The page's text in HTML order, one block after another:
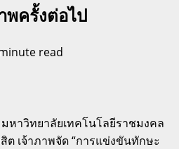
พครั้งต่อไป
read
หาวิทยาลัยเทคโนโลยีราชมงคล
เจ้าภาพจัด “การแข่งขันทักษะ